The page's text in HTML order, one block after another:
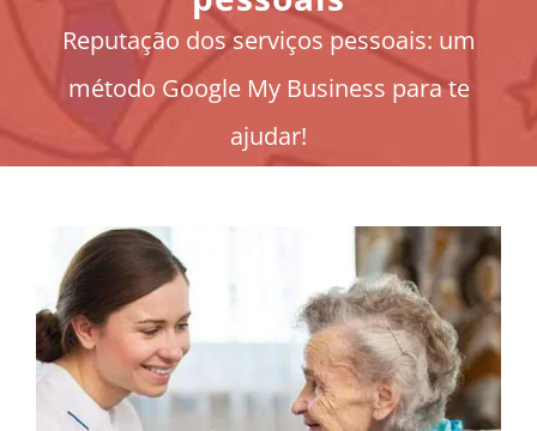
MEUS SERVIÇOS
OUTRAS SOLUÇÕES
NEWS
SOBRE
A MINHA CONTA
SEARCH
FOR:
Português
Reputação dos serviços pessoais: um
método Google My Business para te
ajudar!